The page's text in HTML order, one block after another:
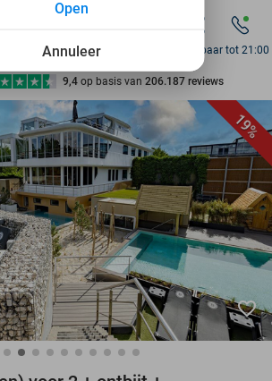
7 dagen per week beschikbaar
10+ miljoen leden
9,4 op basis van 206.187 reviews
Ontdek 15.000+ deals
7 dagen per week beschikbaar
10+ miljoen leden
Bereikbaar tot 21:00
19%
favorite_border
Annuleer
Open